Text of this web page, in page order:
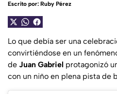
Escrito por: Ruby Pérez
Lo que debía ser una
convirtiéndose en un
de Juan Gabriel protagonizó
con un niño en plena pista de